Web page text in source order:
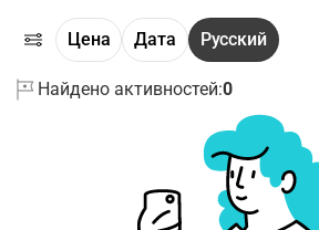
Цена Дата Русский
Найдено активностей:0